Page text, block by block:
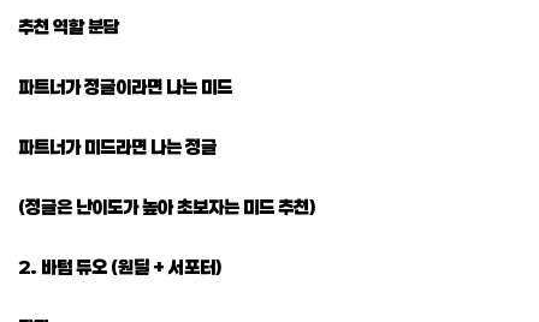
추천 역할 분담
파트너가 정글이라면 나는 미드
파트너가 미드라면 나는 정글
(정글은 난이도가 높아 초보자는 미드 추천)
2. 바텀 듀오 (원딜 + 서포터)